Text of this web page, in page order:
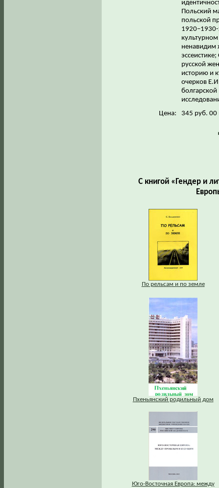
Польский
польской
ненавидим
русской
историю и
очерков
болгарской
Цена:
345 руб. 00
С книгой «Гендер и
По рельсам и по земле
Пхеньянский родильный дом
Юго-Восточная Европа: между